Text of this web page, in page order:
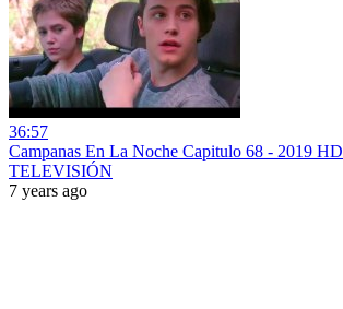
36:57
Campanas En La Noche Capitulo 68 - 2019 HD
TELEVISIÓN
7 years ago